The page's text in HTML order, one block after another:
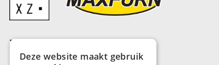
Voorwaarden
Deze website maakt gebruik